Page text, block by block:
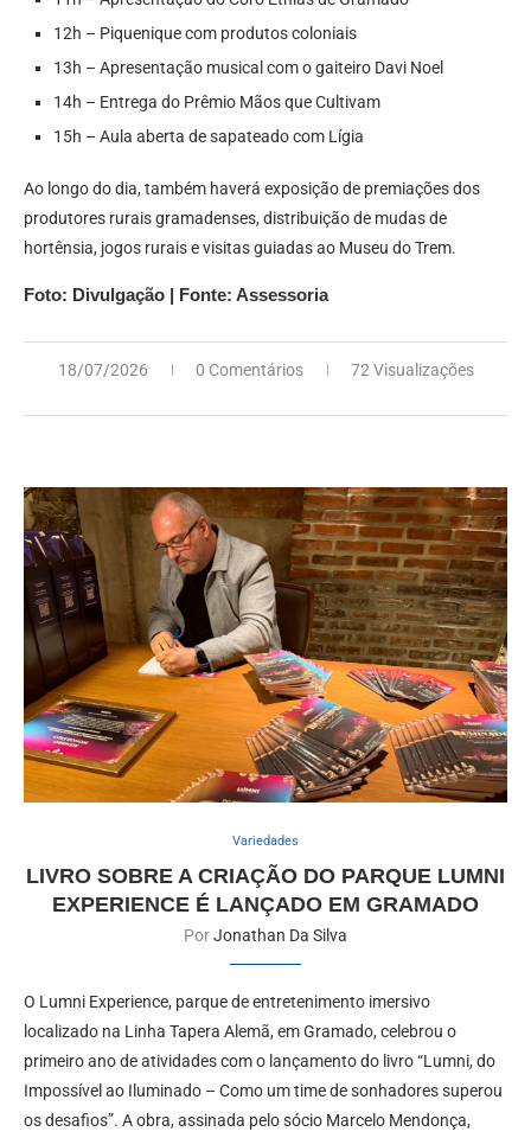
12h – Piquenique com produtos coloniais
13h – Apresentação musical com o gaiteiro Davi Noel
14h – Entrega do Prêmio Mãos que Cultivam
15h – Aula aberta de sapateado com Lígia
Ao longo do dia, também haverá exposição de premiações dos
produtores rurais gramadenses, distribuição de mudas de
hortênsia, jogos rurais e visitas guiadas ao Museu do Trem.
Foto: Divulgação | Fonte: Assessoria
18/07/2026 0 Comentários 72 Visualizações
Variedades
LIVRO SOBRE A CRIAÇÃO DO PARQUE LUMNI
EXPERIENCE É LANÇADO EM GRAMADO
PorJonathan Da Silva
O Lumni Experience, parque de entretenimento imersivo
localizado na Linha Tapera Alemã, em Gramado, celebrou o
primeiro ano de atividades com o lançamento do livro “Lumni, do
Impossível ao Iluminado – Como um time de sonhadores superou
os desafios”. A obra, assinada pelo sócio Marcelo Mendonça,